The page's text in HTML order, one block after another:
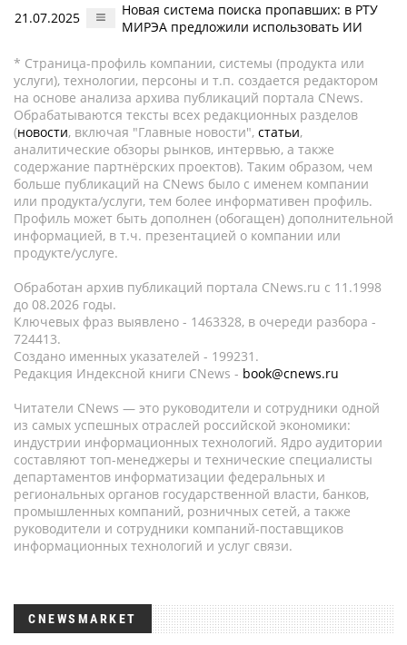
21.07.2025
Новая система поиска пропавших: в РТУ
МИРЭА предложили использовать ИИ
* Страница-профиль компании, системы (продукта или
услуги), технологии, персоны и т.п. создается редактором
на основе анализа архива публикаций портала CNews.
Обрабатываются тексты всех редакционных разделов
(новости, включая "Главные новости", статьи,
аналитические обзоры рынков, интервью, а также
содержание партнёрских проектов). Таким образом, чем
больше публикаций на CNews было с именем компании
или продукта/услуги, тем более информативен профиль.
Профиль может быть дополнен (обогащен) дополнительной
информацией, в т.ч. презентацией о компании или
продукте/услуге.
Обработан архив публикаций портала CNews.ru c 11.1998
до 08.2026 годы.
Ключевых фраз выявлено - 1463328, в очереди разбора -
724413.
Создано именных указателей - 199231.
Редакция Индексной книги CNews - book@cnews.ru
Читатели CNews — это руководители и сотрудники одной
из самых успешных отраслей российской экономики:
индустрии информационных технологий. Ядро аудитории
составляют топ-менеджеры и технические специалисты
департаментов информатизации федеральных и
региональных органов государственной власти, банков,
промышленных компаний, розничных сетей, а также
руководители и сотрудники компаний-поставщиков
информационных технологий и услуг связи.
CNEWSMARKET